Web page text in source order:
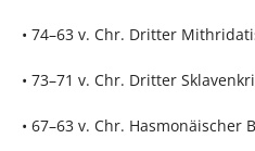
• 74–63 v. Chr. Dritter
• 73–71 v. Chr. Dritter
• 67–63 v. Chr. Hasmonäischer